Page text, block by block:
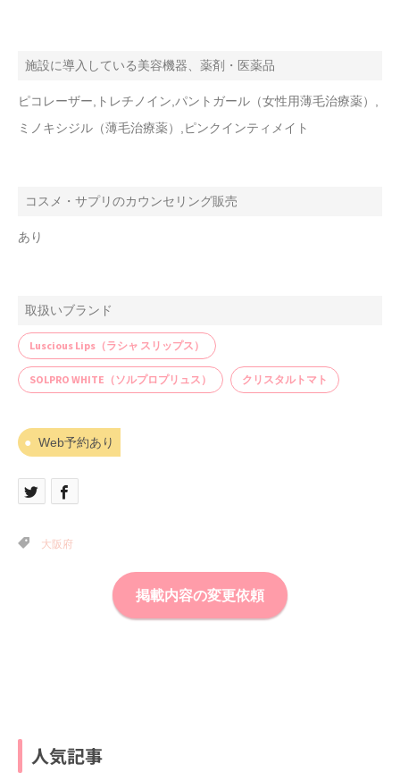
施設に導入している美容機器、薬剤・医薬品
ピコレーザー,トレチノイン,パントガール（女性用薄毛治療薬）,
ミノキシジル（薄毛治療薬）,ピンクインティメイト
コスメ・サプリのカウンセリング販売
あり
取扱いブランド
Luscious Lips（ラシャ スリップス）
SOLPRO WHITE（ソルプロプリュス） クリスタルトマト
Web予約あり
大阪府
掲載内容の変更依頼
人気記事